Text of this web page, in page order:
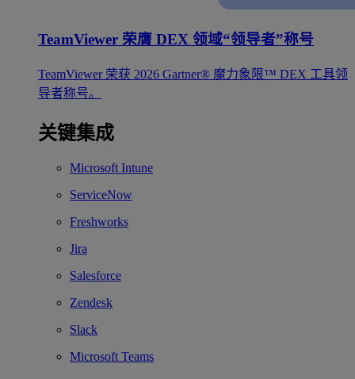
TeamViewer 荣膺 DEX 领域“领导者”称号
TeamViewer 荣获 2026 Gartner® 魔力象限™ DEX 工具领
导者称号。
关键集成
Microsoft Intune
ServiceNow
Freshworks
Jira
Salesforce
Zendesk
Slack
Microsoft Teams